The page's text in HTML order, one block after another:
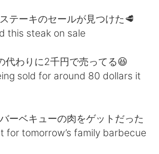
日本語
Русский
Indonesia
テーキのセールが見つけた🥩
this steak on sale
代わりに2千円で売ってる😆
sold for around 80 dollars it
ーベキューの肉をゲットだった
for tomorrow’s family barbecue